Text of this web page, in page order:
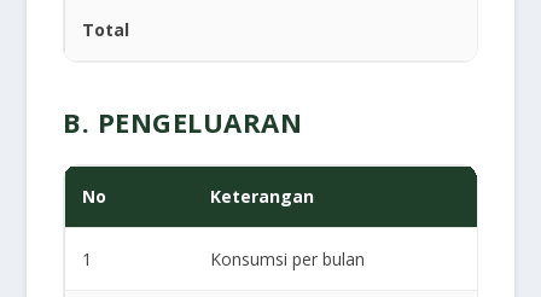
Total
B. PENGELUARAN
No Keterangan
1 Konsumsi per bulan